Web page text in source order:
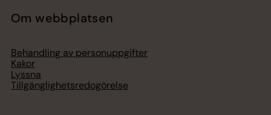
Om webbplatsen
Behandling av personuppgifter
Kakor
Lyssna
Tillgänglighetsredogörelse